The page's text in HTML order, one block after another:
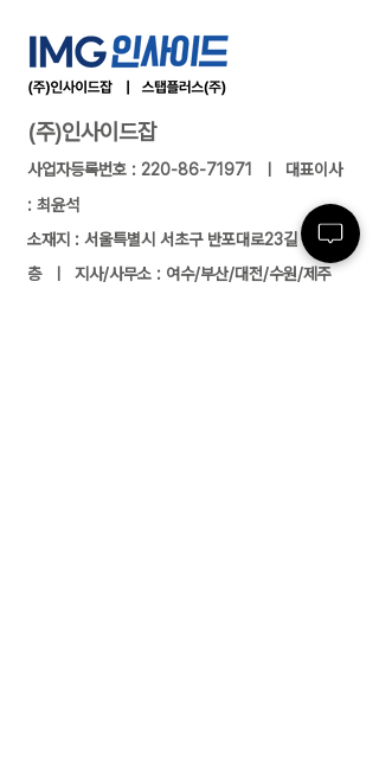
(주)인사이드잡
사업자등록번호 : 220-86-71971
ㅣ 대표이사
: 최윤석
소재지 : 서울특별시 서초구 반포대로23길 14, 3
층 ㅣ 지사/사무소 : 여수/부산/대전/수원/제주